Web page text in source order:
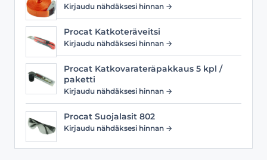
Kirjaudu nähdäksesi hinnan →
Procat Katkoteräveitsi
Kirjaudu nähdäksesi hinnan →
Procat Katkovarateräpakkaus 5 kpl /
paketti
Kirjaudu nähdäksesi hinnan →
Procat Suojalasit 802
Kirjaudu nähdäksesi hinnan →